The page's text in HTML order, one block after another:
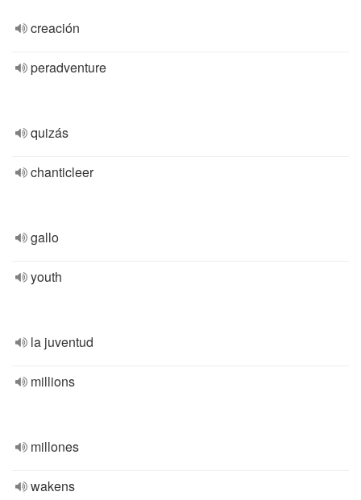
creación
peradventure
quizás
chanticleer
gallo
youth
la juventud
millions
millones
wakens